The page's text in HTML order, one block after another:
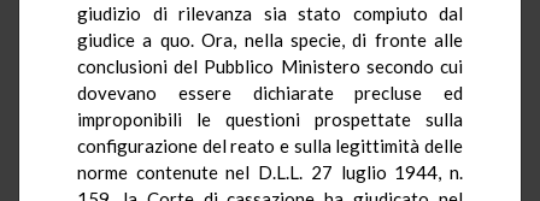
giudizio di rilevanza sia stato compiuto dal
giudice a quo. Ora, nella specie, di fronte alle
conclusioni del Pubblico Ministero secondo cui
dovevano essere dichiarate precluse ed
improponibili le questioni prospettate sulla
configurazione del reato e sulla legittimità delle
norme contenute nel D.L.L. 27 luglio 1944, n.